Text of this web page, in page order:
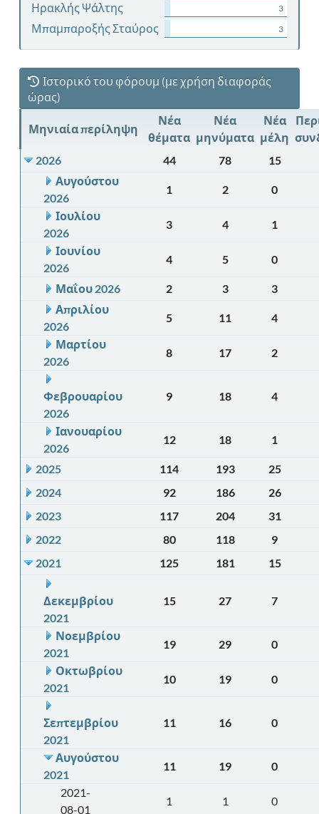
Ηρακλής Ψάλτης 3
Μπαμπαροξής Σταύρος 3
Ιστορικό του φόρουμ (με χρήση διαφοράς
ώρας)
Μηνιαία περίληψη
Νέα
θέματα
Νέα
μηνύματα
Νέα
μέλη
2026
44 78
15
Αυγούστου
2026
1 2
0
Ιουλίου
2026
3 4
1
Ιουνίου
2026
4 5 0
Μαΐου 2026 2 3
3
Απριλίου
2026
5 11
4
Μαρτίου
2026
8 17 2
Φεβρουαρίου
2026
9 18 4
Ιανουαρίου
2026
12 18 1
2025 114 193
25
2024
92 186
26
2023
117 204
31
2022
80 118
9
2021
125 181 15
Δεκεμβρίου
2021
15 27 7
Νοεμβρίου
2021
19 29
0
Οκτωβρίου
2021
10 19 0
Σεπτεμβρίου
2021
11 16 0
Αυγούστου
2021
11 19
0
2021-
08-01
1 1 0